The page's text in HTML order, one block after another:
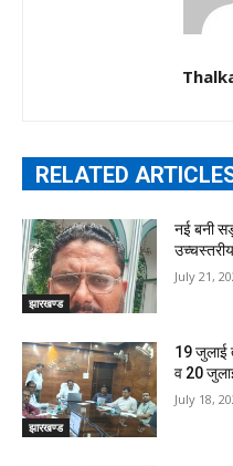
RELATED
झारखण्ड
नई बनी
July 21,
झारखण्ड
19 जुलाई
व 20
July 18,